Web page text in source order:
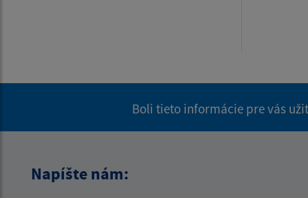
Boli tieto informácie pre vás
Napíšte nám: